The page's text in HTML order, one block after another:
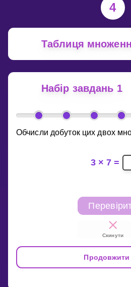
4
Таблиця
Набір завдань 1
Обчисли добуток цих двох
3× 7 =
Скинути
Продовжити